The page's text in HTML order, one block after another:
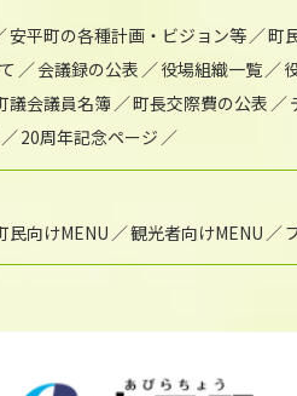
安平町の各種計画・ビジョン等 町
会議録の公表 役場組織一覧
議会議員名簿 町長交際費の公表
20周年記念ページ
民向けMENU 観光者向けMENU